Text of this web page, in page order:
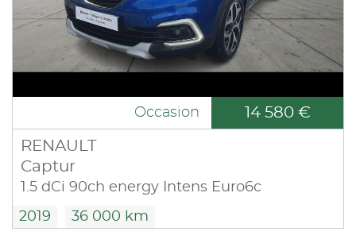
Occasion 14 580 €
RENAULT
Captur
1.5 dCi 90ch energy Intens Euro6c
2019 36 000 km